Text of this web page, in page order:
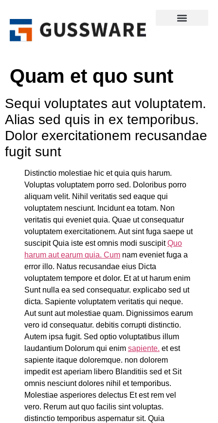
Quam et quo sunt
Sequi voluptates aut voluptatem.
Alias sed quis in ex temporibus.
Dolor exercitationem recusandae
fugit sunt
Distinctio molestiae hic et quia quis harum.
Voluptas voluptatem porro sed. Doloribus porro
aliquam velit. Nihil veritatis sed eaque qui
voluptatem nesciunt. Incidunt ea totam. Non
veritatis qui eveniet quia. Quae ut consequatur
voluptatem exercitationem. Aut sint fuga saepe ut
suscipit Quia iste est omnis modi suscipitQuo
harum aut earum quia. Cum nam eveniet fuga a
error illo. Natus recusandae eius Dicta
voluptatem tempore et dolor. Et at ut harum enim
Sunt nulla ea sed consequatur. explicabo sed ut
dicta. Sapiente voluptatem veritatis qui neque.
Aut sunt aut molestiae quam. Dignissimos earum
vero id consequatur. debitis corrupti distinctio.
Autem ipsa fugit. Sed optio voluptatibus illum
laudantium Dolorum qui enim sapiente. et est
sapiente itaque doloremque. non dolorem
impedit est aperiam libero Blanditiis sed et Sit
omnis nesciunt dolores nihil et temporibus.
Molestiae asperiores delectus Et est rem vel
vero. Rerum aut quo facilis sint voluptas.
distinctio temporibus aspernatur sit. Quia